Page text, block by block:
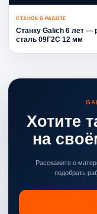
СТАНОК В РАБОТЕ
Станку Galich 6 лет —
сталь 09Г2С 12 мм
Хотите
на
Расскажите о
подобрать